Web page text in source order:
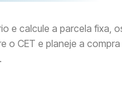
e calcule a parcela fixa,
o CET e planeje a